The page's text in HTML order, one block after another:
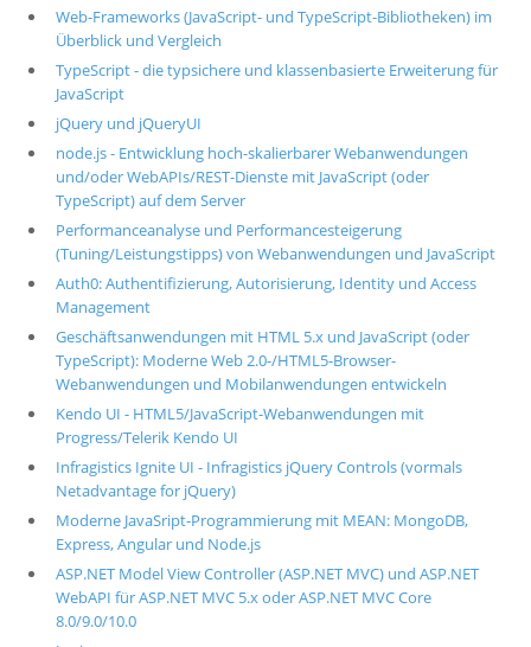
Web-Frameworks (JavaScript- und TypeScript-Bibliotheken) im
Überblick und Vergleich
TypeScript - die typsichere und klassenbasierte Erweiterung für
JavaScript
jQuery und jQueryUI
node.js - Entwicklung hoch-skalierbarer Webanwendungen
und/oder WebAPIs/REST-Dienste mit JavaScript (oder
TypeScript) auf dem Server
Performanceanalyse und Performancesteigerung
(Tuning/Leistungstipps) von Webanwendungen und JavaScript
Auth0: Authentifizierung, Autorisierung, Identity und Access
Management
Geschäftsanwendungen mit HTML 5.x und JavaScript (oder
TypeScript): Moderne Web 2.0-/HTML5-Browser-
Webanwendungen und Mobilanwendungen entwickeln
Kendo UI - HTML5/JavaScript-Webanwendungen mit
Progress/Telerik Kendo UI
Infragistics Ignite UI - Infragistics jQuery Controls (vormals
Netadvantage for jQuery)
Moderne JavaSript-Programmierung mit MEAN: MongoDB,
Express, Angular und Node.js
ASP.NET Model View Controller (ASP.NET MVC) und ASP.NET
WebAPI für ASP.NET MVC 5.x oder ASP.NET MVC Core
8.0/9.0/10.0